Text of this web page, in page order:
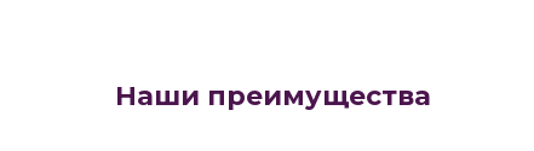
Наши преимущества